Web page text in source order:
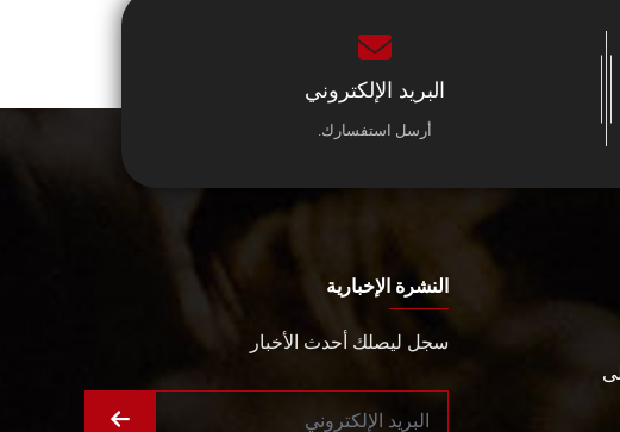
البريد الإلكتروني
أرسل استفسارك.
النشرة الإخبارية
سجل ليصلك أحدث الأخبار